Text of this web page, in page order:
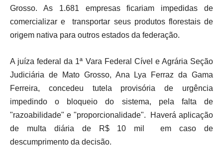
Grosso. As 1.681 empresas ficariam impedidas de
comercializar e transportar seus produtos florestais de
origem nativa para outros estados da federação.
A juíza federal da 1ª Vara Federal Cível e Agrária Seção
Judiciária de Mato Grosso, Ana Lya Ferraz da Gama
Ferreira, concedeu tutela provisória de urgência
impedindo o bloqueio do sistema, pela falta de
"razoabilidade" e "proporcionalidade". Haverá aplicação
de multa diária de R$ 10 mil em caso de
descumprimento da decisão.